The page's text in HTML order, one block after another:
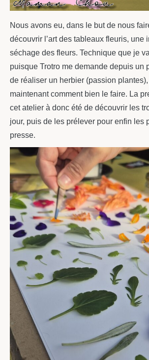
Nous avons eu, dans le but de nous
découvrir l’art des tableaux fleuris, une
séchage des fleurs. Technique que je
puisque Trotro me demande depuis un
de réaliser un herbier (passion
maintenant comment bien le faire. La
cet atelier à donc été de découvrir les
jour, puis de les prélever pour enfin les
presse.